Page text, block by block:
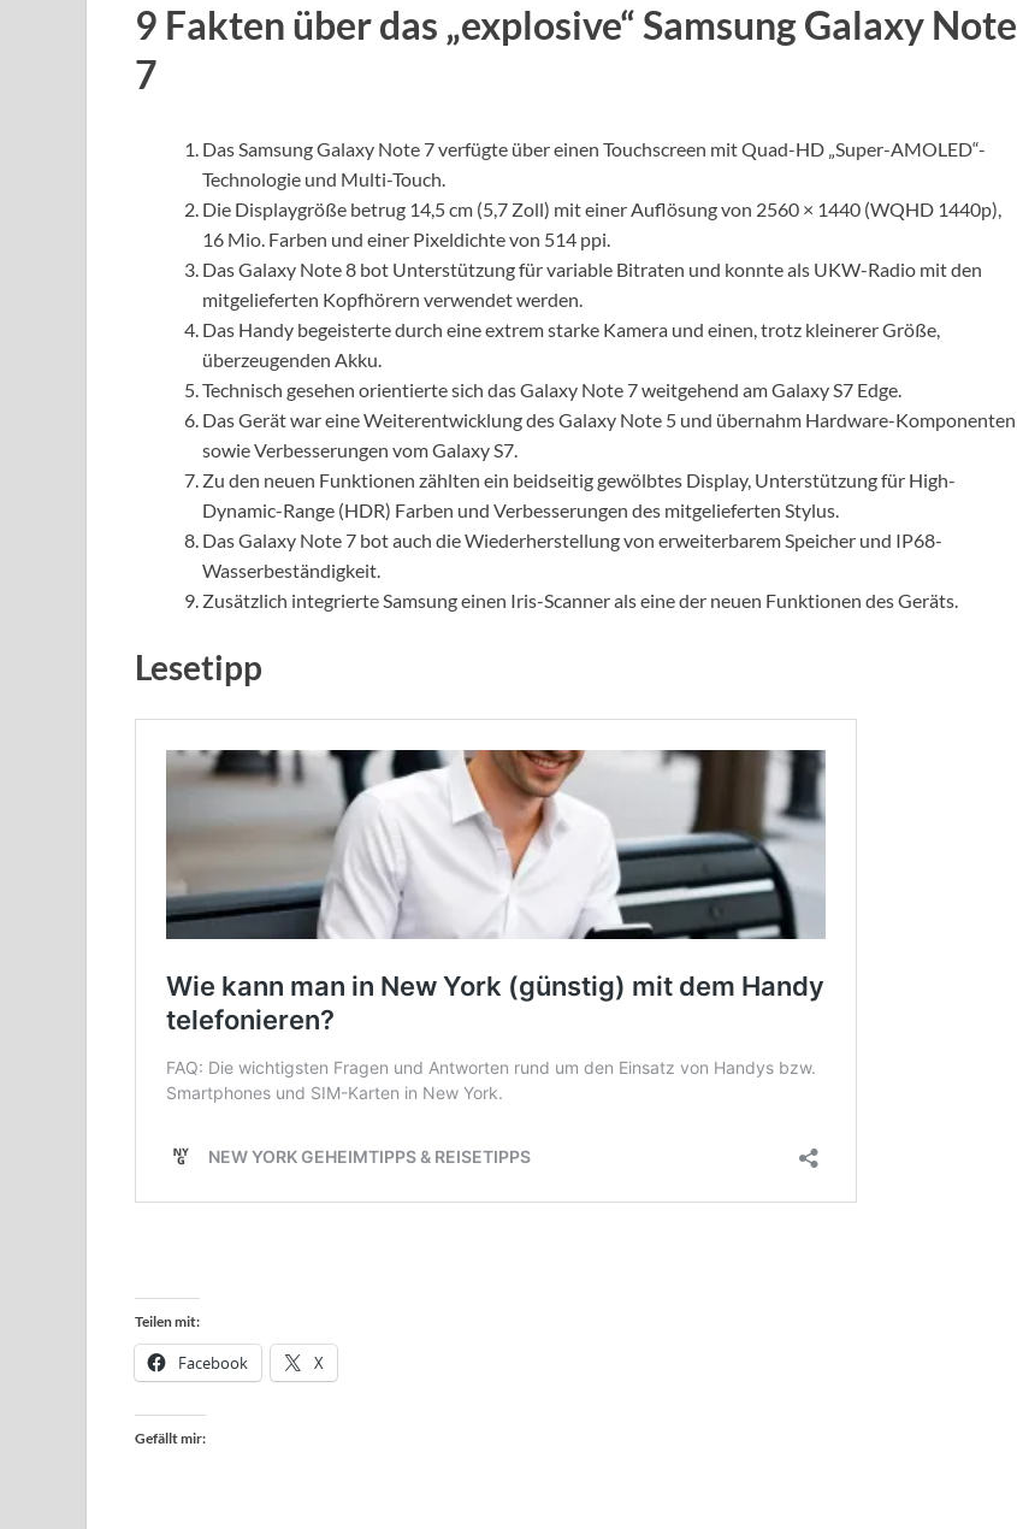
9 Fakten über das „explosive“ Samsung Galaxy Note
7
Das Samsung Galaxy Note 7 verfügte über einen Touchscreen mit Quad-HD „Super-AMOLED“-
Technologie und Multi-Touch.
Die Displaygröße betrug 14,5 cm (5,7 Zoll) mit einer Auflösung von 2560 × 1440 (WQHD 1440p),
16 Mio. Farben und einer Pixeldichte von 514 ppi.
Das Galaxy Note 8 bot Unterstützung für variable Bitraten und konnte als UKW-Radio mit den
mitgelieferten Kopfhörern verwendet werden.
Das Handy begeisterte durch eine extrem starke Kamera und einen, trotz kleinerer Größe,
überzeugenden Akku.
Technisch gesehen orientierte sich das Galaxy Note 7 weitgehend am Galaxy S7 Edge.
Das Gerät war eine Weiterentwicklung des Galaxy Note 5 und übernahm Hardware-Komponenten
sowie Verbesserungen vom Galaxy S7.
Zu den neuen Funktionen zählten ein beidseitig gewölbtes Display, Unterstützung für High-
Dynamic-Range (HDR) Farben und Verbesserungen des mitgelieferten Stylus.
Das Galaxy Note 7 bot auch die Wiederherstellung von erweiterbarem Speicher und IP68-
Wasserbeständigkeit.
Zusätzlich integrierte Samsung einen Iris-Scanner als eine der neuen Funktionen des Geräts.
Lesetipp
Teilen mit:
Facebook X
Gefällt mir: